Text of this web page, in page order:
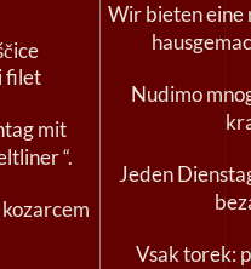
filet
mit
“.
Wir bieten eine
Nudimo
Jeden
Vsak torek: